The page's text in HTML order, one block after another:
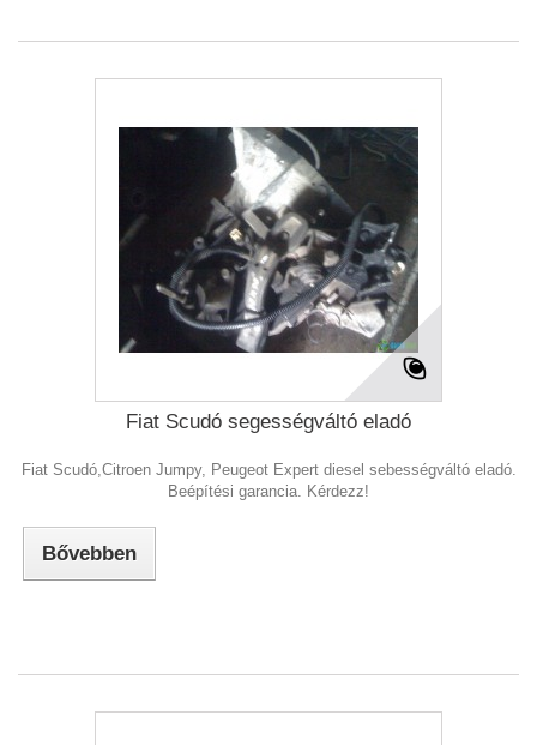
Fiat Scudó segességváltó eladó
Fiat Scudó,Citroen Jumpy, Peugeot Expert diesel sebességváltó eladó.
Beépítési garancia. Kérdezz!
Bővebben